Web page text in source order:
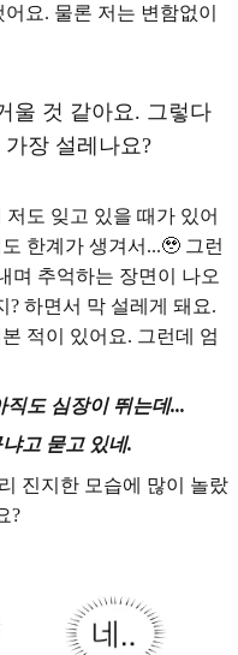
요. 물론 저는 변함없이
울 것 같아요. 그렇다
장 설레나요?
도 잊고 있을 때가 있어
한계가 생겨서...🥹 그런
며 추억하는 장면 이 나오
하면서 막 설레게 돼요.
적이 있어요. 그런데 엄
도 심장이 뛰는데...
고 묻고 있네.
진지한 모습에 많이 놀랐
?